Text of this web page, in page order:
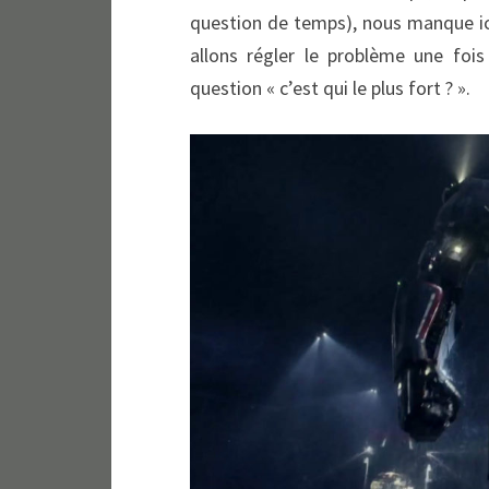
question de temps), nous manque
allons régler le problème une
question « c’est qui le plus fort ? ».